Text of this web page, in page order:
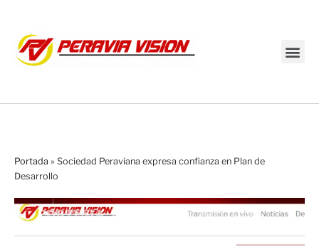
Portada » Sociedad Peraviana expresa confianza en Plan de
Desarrollo